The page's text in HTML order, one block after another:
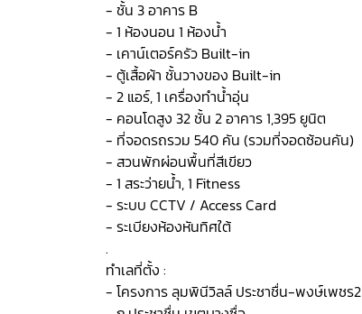
- ชั้น 3 อาคาร B
- 1 ห้องนอน 1 ห้องน้ำ
- เคาน์เตอร์ครัว Built-in
- ตู้เสื้อผ้า ชั้นวางของ Built-in
- 2 แอร์, 1 เครื่องทำน้ำอุ่น
- คอนโดสูง 32 ชั้น 2 อาคาร 1,395 ยูนิต
- ที่จอดรถรวม 540 คัน (รวมที่จอดซ้อนคัน)
- สวนพักผ่อนพื้นที่สีเขียว
- 1 สระว่ายน้ำ, 1 Fitness
- ระบบ CCTV / Access Card
- ระเบียงห้องหันทิศใต้
.
ทำเลที่ตั้ง :
- โครงการ ลุมพินีวิลล์ ประชาชื่น-พงษ์เพชร2